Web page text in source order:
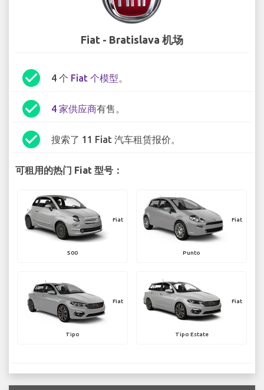
Fiat - Bratislava 机场
check_circle 4 个 Fiat 个模型。
check_circle 4 家供应商有售。
check_circle 搜索了 11 Fiat 汽车租赁报价。
可租用的热门 Fiat 型号：
Fiat
500
Fiat
Punto
Fiat
Tipo
Fiat
Tipo Estate